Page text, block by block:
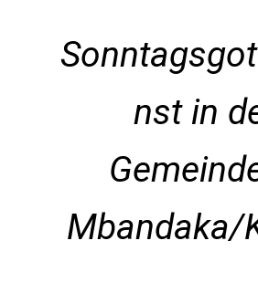
nst in
Mbandaka/